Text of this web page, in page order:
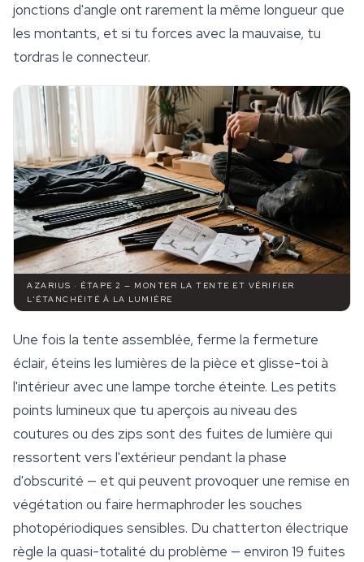
jonctions d'angle ont rarement la même longueur que
les montants, et si tu forces avec la mauvaise, tu
tordras le connecteur.
AZARIUS · ÉTAPE 2 — MONTER LA TENTE ET VÉRIFIER
L'ÉTANCHÉITÉ À LA LUMIÈRE
Une fois la tente assemblée, ferme la fermeture
éclair, éteins les lumières de la pièce et glisse-toi à
l'intérieur avec une lampe torche éteinte. Les petits
points lumineux que tu aperçois au niveau des
coutures ou des zips sont des fuites de lumière qui
ressortent vers l'extérieurpendant la phase
d'obscurité — et qui peuvent provoquer une remise en
végétation ou faire hermaphroder les souches
photopériodiques sensibles. Du chatterton électrique
règle la quasi-totalité du problème — environ 19 fuites